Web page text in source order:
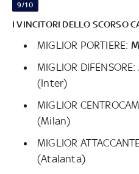
9/10
I VINCITORI DELLO SCORSO
MIGLIOR PORTIERE:
MIGLIOR DIFENSORE:
(Inter)
MIGLIOR
(Milan)
MIGLIOR
(Atalanta)